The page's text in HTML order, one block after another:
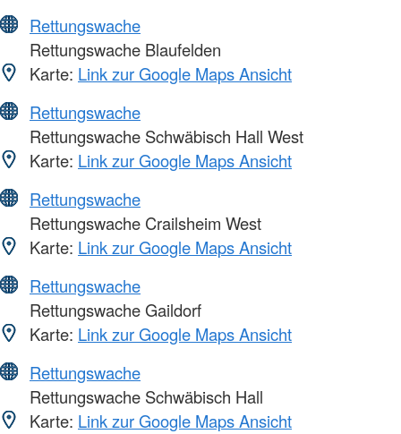
Rettungswache
Rettungswache Blaufelden
Karte: Link zur Google Maps Ansicht
Rettungswache
Rettungswache Schwäbisch Hall West
Karte: Link zur Google Maps Ansicht
Rettungswache
Rettungswache Crailsheim West
Karte: Link zur Google Maps Ansicht
Rettungswache
Rettungswache Gaildorf
Karte: Link zur Google Maps Ansicht
Rettungswache
Rettungswache Schwäbisch Hall
Karte: Link zur Google Maps Ansicht